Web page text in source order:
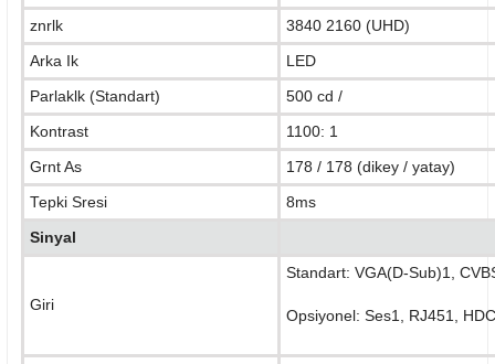
znrlk 3840 2160 (UHD)
Arka Ik LED
Parlaklk (Standart) 500 cd /
Kontrast 1100: 1
Grnt As 178 / 178 (dikey / yatay)
Tepki Sresi 8ms
Sinyal
Giri
Standart: VGA(D-Sub)1,
Opsiyonel: Ses1, RJ451,